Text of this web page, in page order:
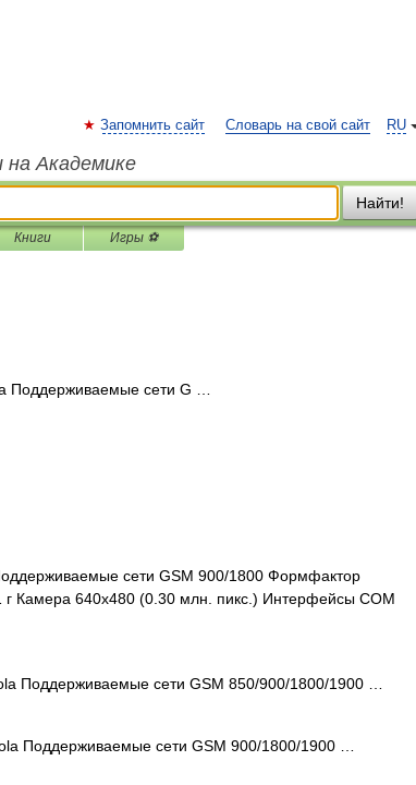
RU
Запомнить сайт Словарь на свой сайт
на Академике
Найти!
Книги Игры ⚽
Поддерживаемые сети G …
сети GSM 900/1800 Формфактор
Камера 640x480 (0.30 млн. пикс.) Интерфейсы COM
Поддерживаемые сети GSM 850/900/1800/1900 …
Поддерживаемые сети GSM 900/1800/1900 …